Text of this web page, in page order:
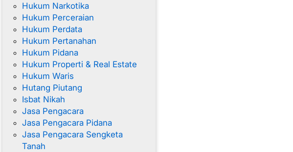
Hukum Narkotika
Hukum Perceraian
Hukum Perdata
Hukum Pertanahan
Hukum Pidana
Hukum Properti & Real Estate
Hukum Waris
Hutang Piutang
Isbat Nikah
Jasa Pengacara
Jasa Pengacara Pidana
Jasa Pengacara Sengketa
Tanah